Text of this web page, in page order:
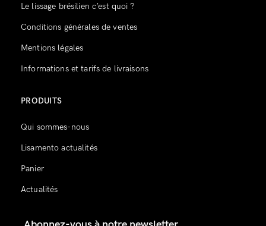
Le lissage brésilien c’est quoi ?
Conditions générales de ventes
Mentions légales
Informations et tarifs de livraisons
PRODUITS
Qui sommes-nous
Lisamento actualités
Panier
Actualités